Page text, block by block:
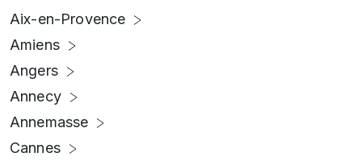
Aix-en-Provence
Amiens
Angers
Annecy
Annemasse
Cannes